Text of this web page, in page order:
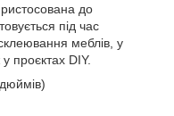
до
під час
меблів, у
проєктах DIY.